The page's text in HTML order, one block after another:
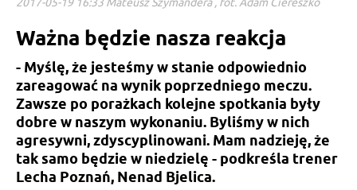
Ważna będzie nasza reakcja
- Myślę, że jesteśmy w stanie odpowiednio
zareagować na wynik poprzedniego meczu.
Zawsze po porażkach kolejne spotkania były
dobre w naszym wykonaniu. Byliśmy w nich
agresywni, zdyscyplinowani. Mam nadzieję, że
tak samo będzie w niedzielę - podkreśla trener
Lecha Poznań, Nenad Bjelica.